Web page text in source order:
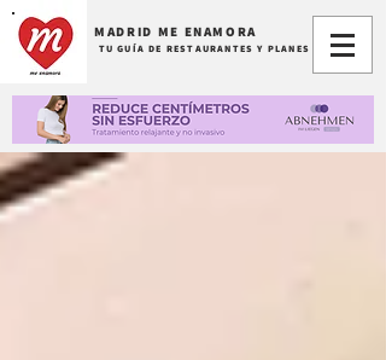
MADRID ME ENAMORA
TU GUÍA DE RESTAURANTES Y PLANES